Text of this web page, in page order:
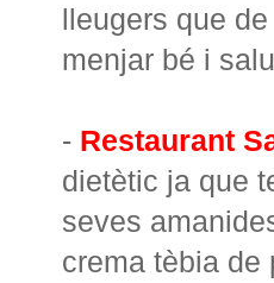
lleugers que
menjar bé i
- Restaurant
dietètic ja que
seves
crema tèbia de